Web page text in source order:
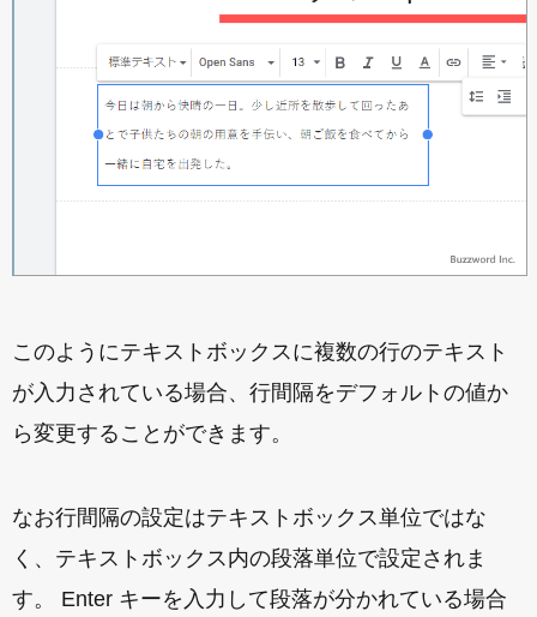
このようにテキストボックスに複数の行のテキスト
が入力されている場合、行間隔をデフォルトの値か
ら変更することができます。
なお行間隔の設定はテキストボックス単位ではな
く、テキストボックス内の段落単位で設定されま
す。 Enter キーを入力して段落が分かれている場合